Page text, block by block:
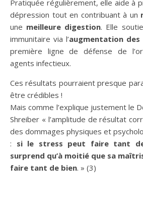
Pratiquée régulièrement, elle aide à
dépression tout en contribuant à un
une meilleure digestion. Elle
immunitaire via l’augmentation des
première ligne de défense de
agents infectieux.
Ces résultats pourraient presque
être crédibles !
Mais comme l’explique justement le
Shreiber « l’amplitude de résultat
des dommages physiques et
: si le stress peut faire tant
surprend qu’à moitié que sa
faire tant de bien. » (3)